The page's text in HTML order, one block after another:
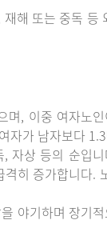
해 또는 중독 등
, 이중 여자노
자가 남자보다
자상 등의 순입
히 증가합니다.
야기하며 장기